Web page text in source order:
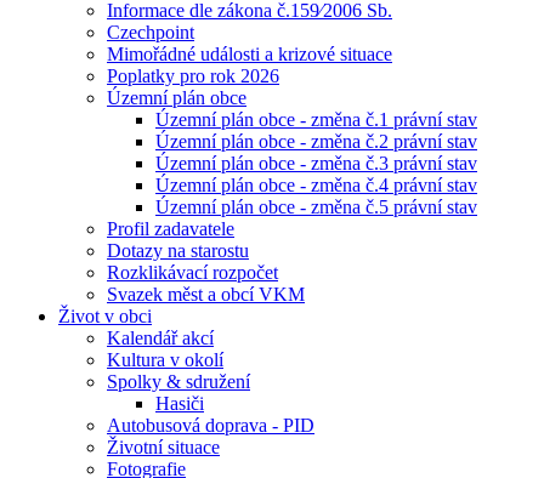
Informace dle zákona č.159⁄2006 Sb.
Czechpoint
Mimořádné události a krizové situace
Poplatky pro rok 2026
Územní plán obce
Územní plán obce - změna č.1 právní stav
Územní plán obce - změna č.2 právní stav
Územní plán obce - změna č.3 právní stav
Územní plán obce - změna č.4 právní stav
Územní plán obce - změna č.5 právní stav
Profil zadavatele
Dotazy na starostu
Rozklikávací rozpočet
Svazek měst a obcí VKM
Život v obci
Kalendář akcí
Kultura v okolí
Spolky & sdružení
Hasiči
Autobusová doprava - PID
Životní situace
Fotografie